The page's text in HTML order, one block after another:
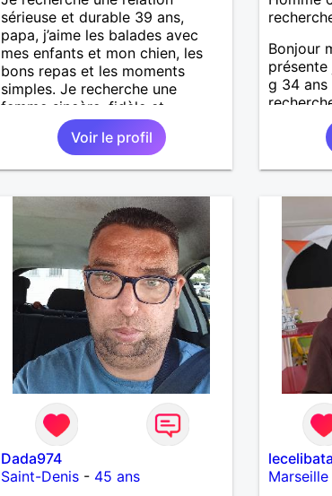
sérieuse et durable 39 ans,
papa, j’aime les balades avec
mes enfants et mon chien, les
bons repas et les moments
simples. Je recherche une
femme sincère, fidèle et
sérieuse, avec qui construire une
belle histoire. Je ne veux pas
perdre mon temps, juste trouver
Voir le profil
Bonjour
g 34 ans
Dada974
Saint-Denis- 45 ans
Marseille